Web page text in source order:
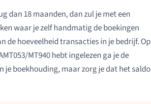
dan 18 maanden, dan zul je met een
waar je zelf handmatig de boekingen
de hoeveelheid transacties in je bedrijf. Op
MT940 hebt ingelezen ga je de
je boekhouding, maar zorg je dat het saldo